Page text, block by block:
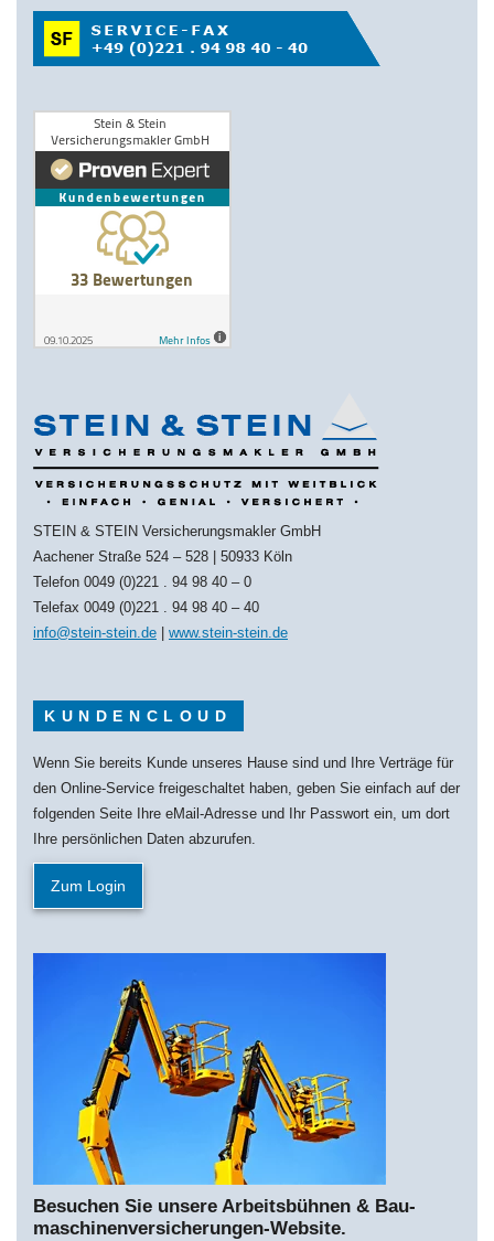
STEIN & STEIN Versicherungsmakler GmbH
Aachener Straße 524 – 528 | 50933 Köln
Telefon 0049 (0)221 . 94 98 40 – 0
Telefax 0049 (0)221 . 94 98 40 – 40
info@stein-stein.de
www.stein-stein.de
KUNDENCLOUD
Wenn Sie bereits Kunde unseres Hause sind und Ihre Verträge für
den Online-Service freigeschaltet haben, geben Sie einfach auf der
folgenden Seite Ihre eMail-Adresse und Ihr Passwort ein, um dort
Ihre persönlichen Daten abzurufen.
Zum Login
Besuchen Sie unsere Arbeitsbühnen & Bau­
maschi­nen­­versich­erungen-Website.